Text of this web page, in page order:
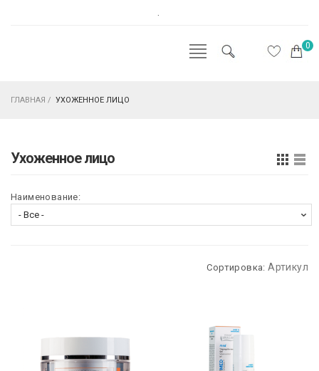
.
0
ГЛАВНАЯ / УХОЖЕННОЕ ЛИЦО
Ухоженное лицо
Наименование:
Сортировка:Артикул